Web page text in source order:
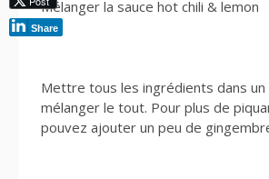
Mélanger la sauce hot chili & lemon
Mettre tous les ingrédients dans
mélanger le tout. Pour plus de
pouvez ajouter un peu de
Share